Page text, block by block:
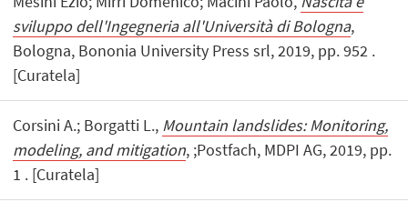
sviluppo dell'Ingegneria all'Università di Bologna,
Bologna, Bononia University Press srl, 2019, pp. 952 .
[Curatela]
Corsini A.; Borgatti L., Mountain landslides: Monitoring,
modeling, and mitigation, ;Postfach, MDPI AG, 2019, pp.
1 . [Curatela]